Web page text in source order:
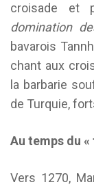
croisade et
domination
bavarois
chant aux
la barbarie
de Turquie,
Au temps du
Vers 1270,